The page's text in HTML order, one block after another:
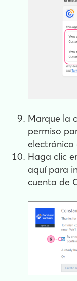
Marque la
permiso
electrónico
Haga clic
aquí para
cuenta de